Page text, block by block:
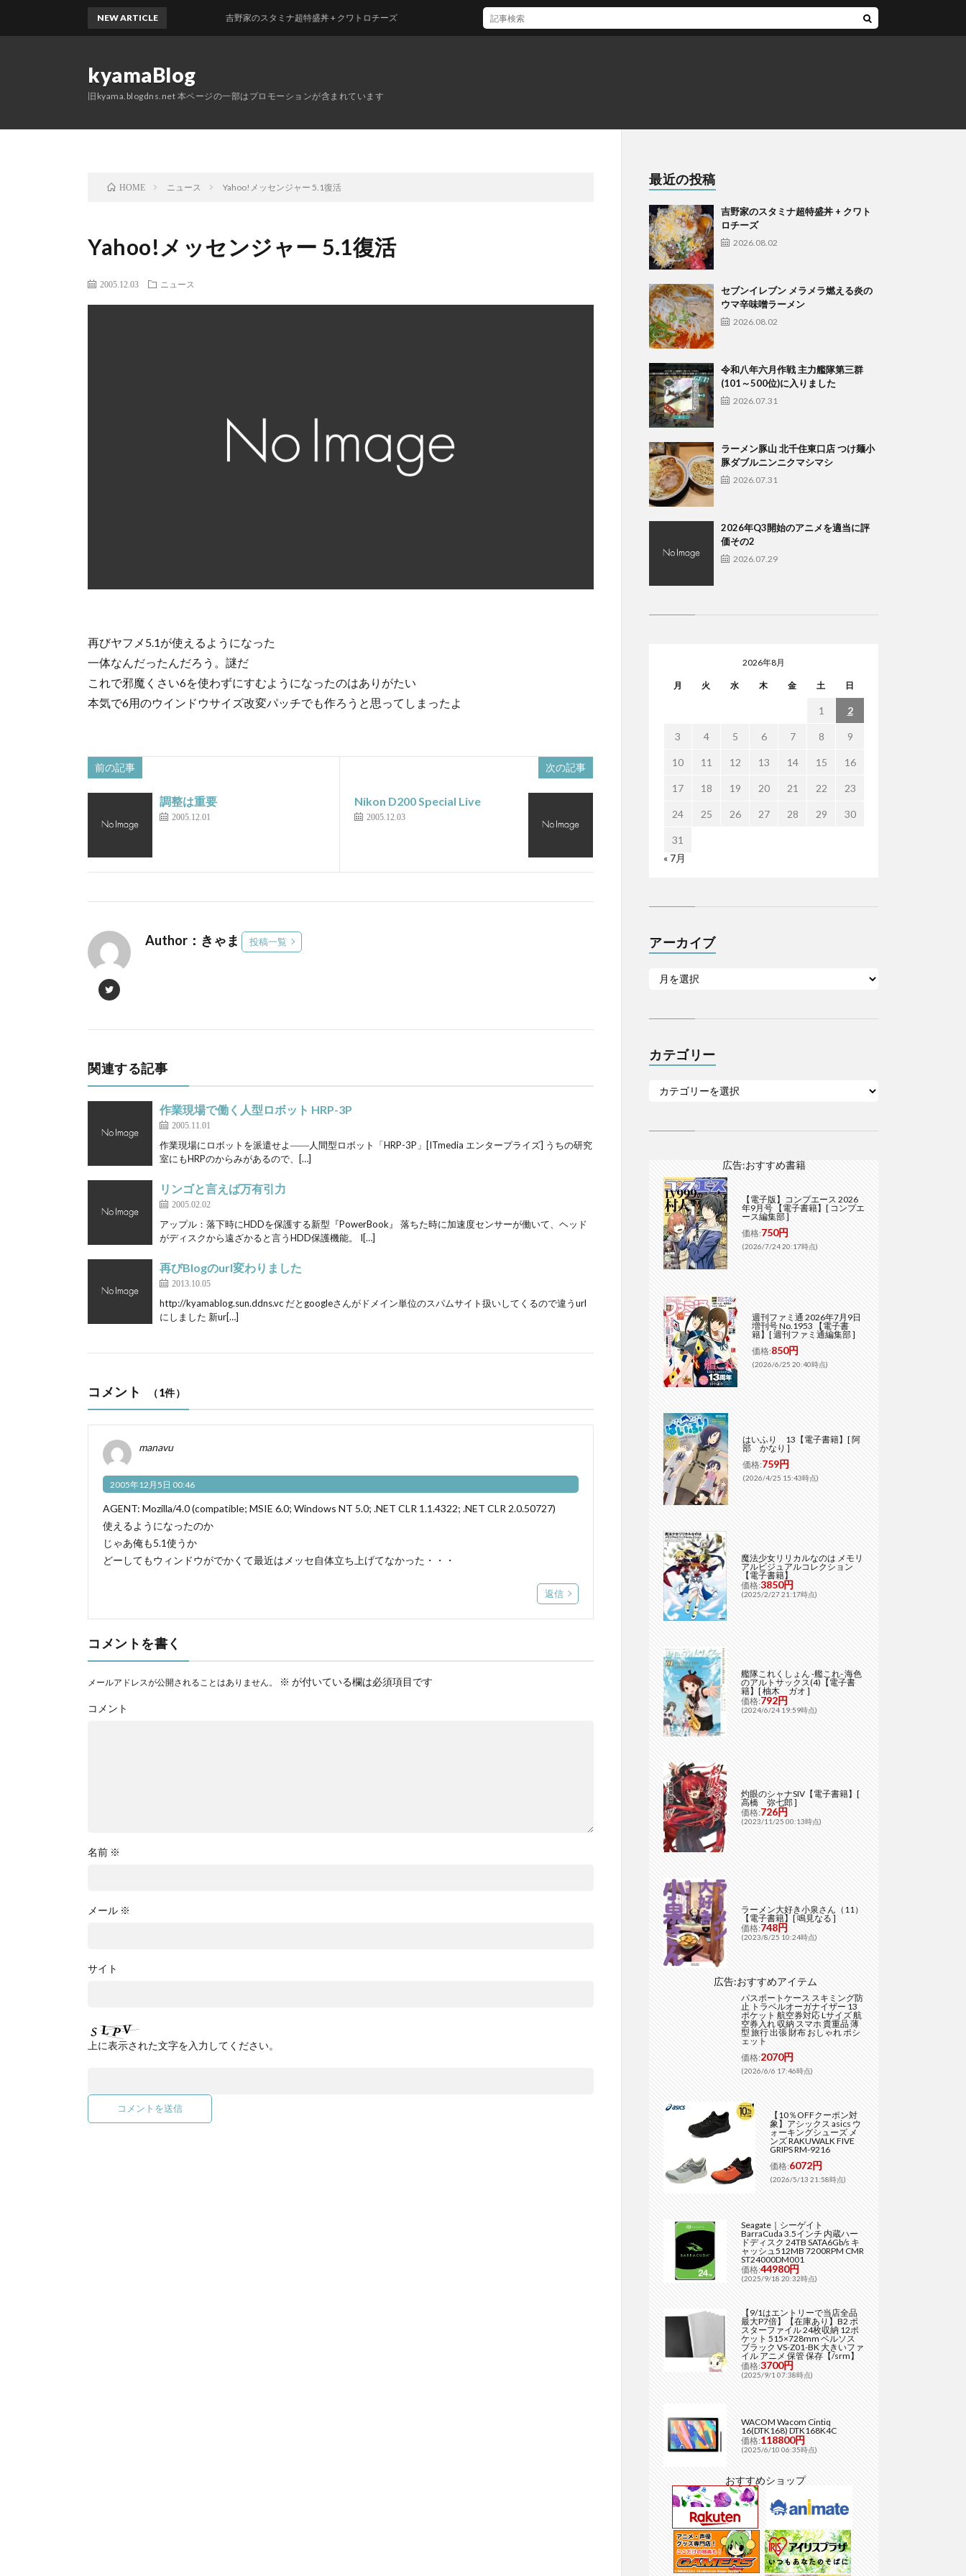
kyamaBlog
旧kyama.blogdns.net 本ページの一部はプロモーションが含まれています
NEW ARTICLE 吉野家のスタミナ超特盛丼 + クワトロチーズ
HOME ニュース Yahoo!メッセンジャー 5.1復活
Yahoo!メッセンジャー 5.1復活
2005.12.03 ニュース
再びヤフメ5.1が使えるようになった
一体なんだったんだろう。謎だ
これで邪魔くさい6を使わずにすむようになったのはありがたい
本気で6用のウインドウサイズ改変パッチでも作ろうと思ってしまったよ
前の記事
調整は重要
2005.12.01
次の記事
Nikon D200 Special Live
2005.12.03
Author：きゃま 投稿一覧
関連する記事
作業現場で働く人型ロボット HRP-3P
2005.11.01
作業現場にロボットを派遣せよ――人間型ロボット「HRP-3P」[ITmedia エンタープライズ] うちの研究
室にもHRPのからみがあるので、[…]
リンゴと言えば万有引力
2005.02.02
アップル：落下時にHDDを保護する新型『PowerBook』 落ちた時に加速度センサーが働いて、ヘッド
がディスクから遠ざかると言うHDD保護機能。 I[…]
再びBlogのurl変わりました
2013.10.05
http://kyamablog.sun.ddns.vc だとgoogleさんがドメイン単位のスパムサイト扱いしてくるので違うurl
にしました 新ur[…]
コメント （1件）
manavu
2005年12月5日 00:46
AGENT: Mozilla/4.0 (compatible; MSIE 6.0; Windows NT 5.0; .NET CLR 1.1.4322; .NET CLR 2.0.50727)
使えるようになったのか
じゃあ俺も5.1使うか
どーしてもウィンドウがでかくて最近はメッセ自体立ち上げてなかった・・・
返信
コメントを書く
メールアドレスが公開されることはありません。 ※ が付いている欄は必須項目です
コメント
名前 ※
メール ※
サイト
上に表示された文字を入力してください。
最近の投稿
吉野家のスタミナ超特盛丼 + クワト
ロチーズ
2026.08.02
セブンイレブン メラメラ燃える炎の
ウマ辛味噌ラーメン
2026.08.02
令和八年六月作戦 主力艦隊第三群
(101～500位)に入りました
2026.07.31
ラーメン豚山 北千住東口店 つけ麺小
豚ダブルニンニクマシマシ
2026.07.31
2026年Q3開始のアニメを適当に評
価その2
2026.07.29
2026年8月
月 火 水 木 金 土 日
1 2
3 4 5 6 7 8 9
10 11 12 13 14 15 16
17 18 19 20 21 22 23
24 25 26 27 28 29 30
31
« 7月
アーカイブ
カテゴリー
広告:おすすめ書籍
【電子版】コンプエース 2026
年9月号 【電子書籍】[ コンプエ
ース編集部 ]
価格:750円
(2026/7/24 20:17時点)
週刊ファミ通 2026年7月9日
増刊号 No.1953 【電子書
籍】[ 週刊ファミ通編集部 ]
価格:850円
(2026/6/25 20:40時点)
はいふり 13【電子書籍】[ 阿
部 かなり ]
価格:759円
(2026/4/25 15:43時点)
魔法少女リリカルなのは メモリ
アルビジュアルコレクション
【電子書籍】
価格:3850円
(2025/2/27 21:17時点)
艦隊これくしょん -艦これ- 海色
のアルトサックス(4)【電子書
籍】[ 柚木 ガオ ]
価格:792円
(2024/6/24 19:59時点)
灼眼のシャナSIV【電子書籍】[
高橋 弥七郎 ]
価格:726円
(2023/11/25 00:13時点)
ラーメン大好き小泉さん（11）
【電子書籍】[ 鳴見なる ]
価格:748円
(2023/8/25 10:24時点)
広告:おすすめアイテム
パスポートケース スキミング防
止 トラベルオーガナイザー 13
ポケット 航空券対応 Lサイズ 航
空券入れ 収納 スマホ 貴重品 薄
型 旅行 出張 財布 おしゃれ ポシ
ェット
価格:2070円
(2026/6/6 17:46時点)
【10％OFFクーポン対
象】アシックス asics ウ
ォーキングシューズ メ
ンズ RAKUWALK FIVE
GRIPS RM-9216
価格:6072円
(2026/5/13 21:58時点)
Seagate｜シーゲイト
BarraCuda 3.5インチ 内蔵ハー
ドディスク 24TB SATA6Gb/s キ
ャッシュ512MB 7200RPM CMR
ST24000DM001
価格:44980円
(2025/9/18 20:32時点)
【9/1はエントリーで当店全品
最大P7倍】【在庫あり】B2 ポ
スターファイル 24枚収納 12ポ
ケット 515×728mm ベルソス
ブラック VS-Z01-BK 大きいファ
イル アニメ 保管 保存【/srm】
価格:3700円
(2025/9/1 07:38時点)
WACOM Wacom Cintiq
16(DTK168) DTK168K4C
価格:118800円
(2025/6/10 06:35時点)
おすすめショップ